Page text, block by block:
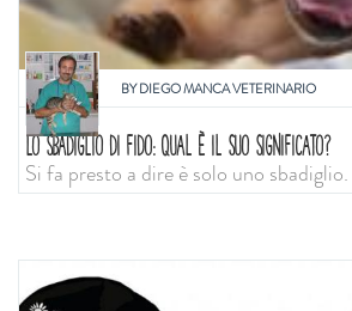
BYDIEGO MANCA VETERINARIO
LO SBADIGLIO DI FIDO: QUAL È IL SUO SIGNIFICATO?
Si fa presto a dire è solo uno sbadiglio.